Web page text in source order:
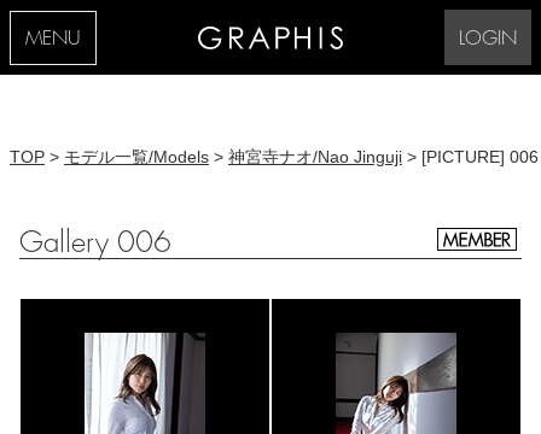
MENU LOGIN
TOP > モデル一覧/Models > 神宮寺ナオ/Nao Jinguji > [PICTURE] 006
Gallery 006